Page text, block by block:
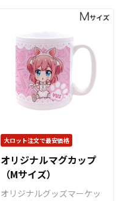
してもご利用頂けます。 販
売に必要な資材も取り揃え
ておりますので、お客様に
はデザインをご入稿いただ
くだけで自社商品として販
売していただくことができ
ます。国内生産で小ロット
からの制作も承っておりま
すので、お気軽にご相談く
テル・施設・ご家庭など幅
広いシーンで活躍する、ド
アノブに掛けて使うコミュ
ニケーションツールです。
多様な形状のドアノブに対
応し、使用シーンを選ばな
い高い実用性が特長。高品
質アクリル素材を採用して
いますので、美しい透明感
す。 ダイカット加工により
自由な形状での制作が可能
なほか、両面フルカラー印
刷にも対応。案内表示や注
意喚起、ブランド表現ま
大ロット注文で最安価格
オリジナルマグカップ
（Mサイズ）
オリジナルグッズマーケッ